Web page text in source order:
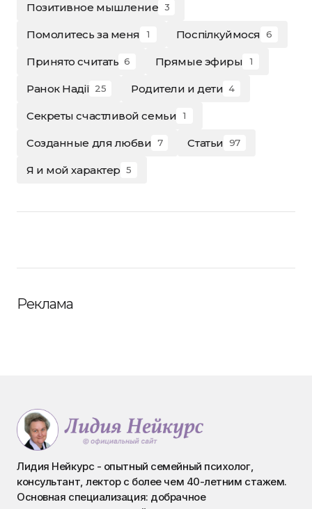
Позитивное мышление 3
Помолитесь за меня 1 Поспілкуймося 6
Принято считать 6 Прямые эфиры 1
Ранок Надії 25 Родители и дети 4
Секреты счастливой семьи 1
Созданные для любви 7 Статьи 97
Я и мой характер 5
Реклама
Лидия Нейкурс - опытный семейный психолог,
консультант, лектор с более чем 40-летним стажем.
Основная специализация: добрачное